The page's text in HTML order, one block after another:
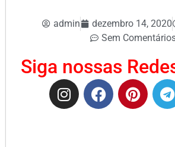
admin dezembro 14, 2020
Sem
Siga nossas